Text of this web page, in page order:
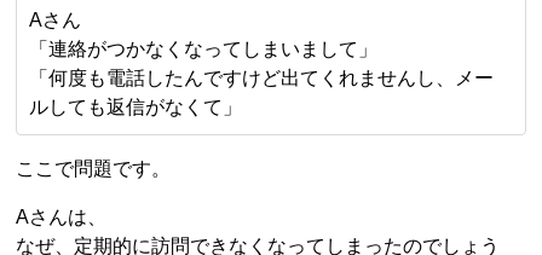
Aさん
「連絡がつかなくなってしまいまして」
「何度も電話したんですけど出てくれませんし、メー
ルしても返信がなくて」
ここで問題です。
Aさんは、
なぜ、定期的に訪問できなくなってしまったのでしょう